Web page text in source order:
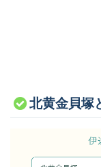
北黄金貝塚